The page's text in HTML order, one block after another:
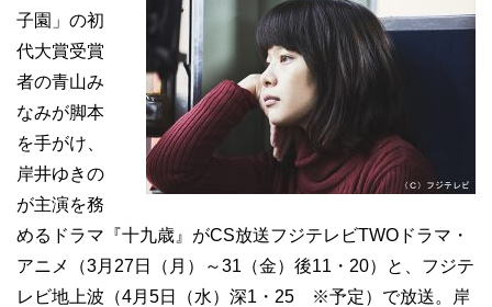
子園」の初
代大賞受賞
者の青山み
なみが脚本
を手がけ、
岸井ゆきの
が主演を務
めるドラマ『十九歳』がCS放送フジテレビTWOドラマ・
アニメ（3月27日（月）～31（金）後11・20）と、フジテ
レビ地上波（4月5日（水）深1・25 ※予定）で放送。岸